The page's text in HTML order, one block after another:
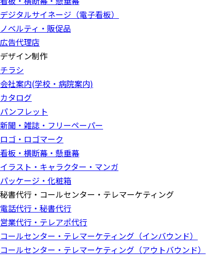
デジタルサイネージ（電子看板）
ノベルティ・販促品
広告代理店
デザイン制作
チラシ
会社案内(学校・病院案内)
カタログ
パンフレット
新聞・雑誌・フリーペーパー
ロゴ・ロゴマーク
看板・横断幕・懸垂幕
イラスト・キャラクター・マンガ
パッケージ・化粧箱
秘書代行・コールセンター・テレマーケティング
電話代行・秘書代行
営業代行・テレアポ代行
コールセンター・テレマーケティング（インバウンド）
コールセンター・テレマーケティング（アウトバウンド）